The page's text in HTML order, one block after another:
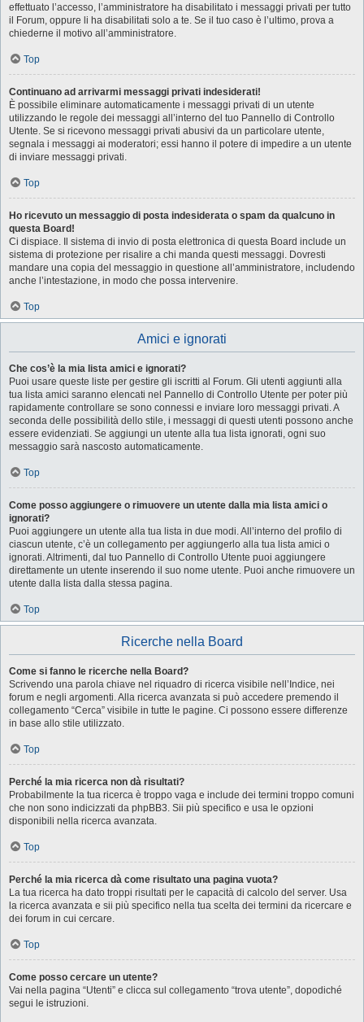
effettuato l’accesso, l’amministratore ha disabilitato i messaggi privati per tutto
il Forum, oppure li ha disabilitati solo a te. Se il tuo caso è l’ultimo, prova a
chiederne il motivo all’amministratore.
Top
Continuano ad arrivarmi messaggi privati indesiderati!
È possibile eliminare automaticamente i messaggi privati ​​di un utente
utilizzando le regole dei messaggi all’interno del tuo Pannello di Controllo
Utente. Se si ricevono messaggi privati ​​abusivi da un particolare utente,
segnala i messaggi ai moderatori; essi hanno il potere di impedire a un utente
di inviare messaggi privati​​.
Top
Ho ricevuto un messaggio di posta indesiderata o spam da qualcuno in
questa Board!
Ci dispiace. Il sistema di invio di posta elettronica di questa Board include un
sistema di protezione per risalire a chi manda questi messaggi. Dovresti
mandare una copia del messaggio in questione all’amministratore, includendo
anche l’intestazione, in modo che possa intervenire.
Top
Amici e ignorati
Che cos’è la mia lista amici e ignorati?
Puoi usare queste liste per gestire gli iscritti al Forum. Gli utenti aggiunti alla
tua lista amici saranno elencati nel Pannello di Controllo Utente per poter più
rapidamente controllare se sono connessi e inviare loro messaggi privati. A
seconda delle possibilità dello stile, i messaggi di questi utenti possono anche
essere evidenziati. Se aggiungi un utente alla tua lista ignorati, ogni suo
messaggio sarà nascosto automaticamente.
Top
Come posso aggiungere o rimuovere un utente dalla mia lista amici o
ignorati?
Puoi aggiungere un utente alla tua lista in due modi. All’interno del profilo di
ciascun utente, c’è un collegamento per aggiungerlo alla tua lista amici o
ignorati. Altrimenti, dal tuo Pannello di Controllo Utente puoi aggiungere
direttamente un utente inserendo il suo nome utente. Puoi anche rimuovere un
utente dalla lista dalla stessa pagina.
Top
Ricerche nella Board
Come si fanno le ricerche nella Board?
Scrivendo una parola chiave nel riquadro di ricerca visibile nell’Indice, nei
forum e negli argomenti. Alla ricerca avanzata si può accedere premendo il
collegamento “Cerca” visibile in tutte le pagine. Ci possono essere differenze
in base allo stile utilizzato.
Top
Perché la mia ricerca non dà risultati?
Probabilmente la tua ricerca è troppo vaga e include dei termini troppo comuni
che non sono indicizzati da phpBB3. Sii più specifico e usa le opzioni
disponibili nella ricerca avanzata.
Top
Perché la mia ricerca dà come risultato una pagina vuota?
La tua ricerca ha dato troppi risultati per le capacità di calcolo del server. Usa
la ricerca avanzata e sii più specifico nella tua scelta dei termini da ricercare e
dei forum in cui cercare.
Top
Come posso cercare un utente?
Vai nella pagina “Utenti” e clicca sul collegamento “trova utente”, dopodiché
segui le istruzioni.